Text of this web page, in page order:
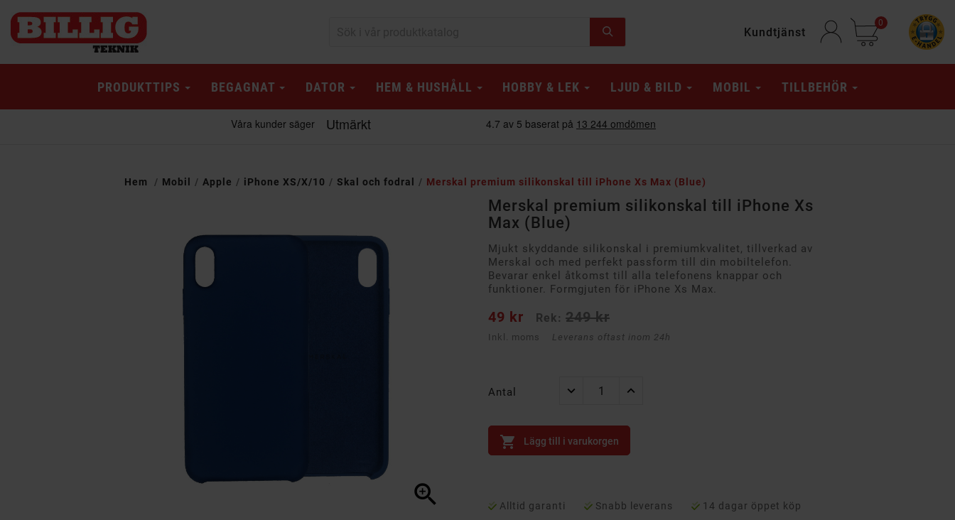
Kundtjänst
0
PRODUKTTIPS BEGAGNAT DATOR HEM & HUSHÅLL HOBBY & LEK LJUD & BILD MOBIL TILLBEHÖR
Hem Mobil Apple iPhone XS/X/10 Skal och fodral Merskal premium silikonskal till iPhone Xs Max (Blue)

Merskal premium silikonskal till iPhone Xs
Max (Blue)
Mjukt skyddande silikonskal i premiumkvalitet, tillverkad av
Merskal och med perfekt passform till din mobiltelefon.
Bevarar enkel åtkomst till alla telefonens knappar och
funktioner. Formgjuten för iPhone Xs Max.
49 kr Rek: 249 kr
Inkl. moms Leverans oftast inom 24h
Antal
 Lägg till i varukorgen
Alltid garanti Snabb leverans 14 dagar öppet köp